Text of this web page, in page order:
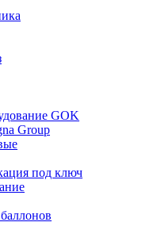
GOK
Group
под ключ